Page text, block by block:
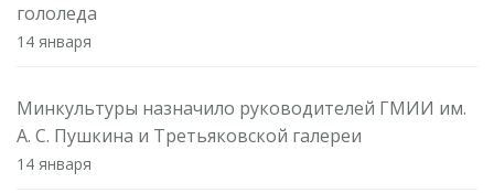
гололеда
14 января
Минкультуры назначило руководителей ГМИИ им.
А. С. Пушкина и Третьяковской галереи
14 января